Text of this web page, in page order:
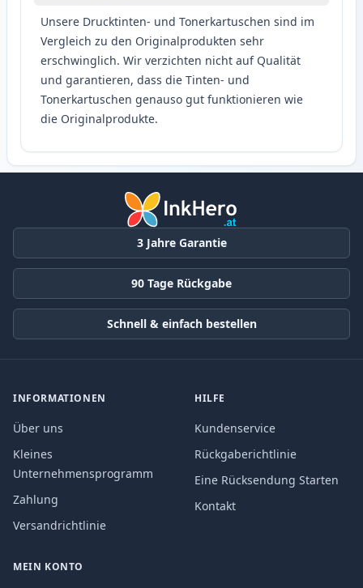
Unsere Drucktinten- und Tonerkartuschen sind im
Vergleich zu den Originalprodukten sehr
erschwinglich. Wir verzichten nicht auf Qualität
und garantieren, dass die Tinten- und
Tonerkartuschen genauso gut funktionieren wie
die Originalprodukte.
3 Jahre Garantie
90 Tage Rückgabe
Schnell & einfach bestellen
INFORMATIONEN
Über uns
Kleines
Unternehmensprogramm
Zahlung
Versandrichtlinie
HILFE
Kundenservice
Rückgaberichtlinie
Eine Rücksendung Starten
Kontakt
MEIN KONTO